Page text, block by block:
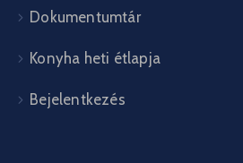
Dokumentumtár
Konyha heti étlapja
Bejelentkezés